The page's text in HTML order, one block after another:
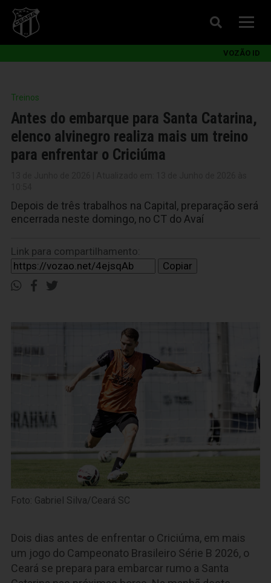
VOZÃO ID
Treinos
Antes do embarque para Santa Catarina,
elenco alvinegro realiza mais um treino
para enfrentar o Criciúma
Depois de três trabalhos na Capital, preparação será
encerrada neste domingo, no CT do Avaí
Link para compartilhamento:
Copiar
Foto: Gabriel Silva/Ceará SC
Dois dias antes de enfrentar o Criciúma, em mais
um jogo do Campeonato Brasileiro Série B 2026, o
Ceará se prepara para embarcar rumo a Santa